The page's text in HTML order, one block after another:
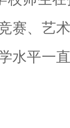
赛、艺
水平一